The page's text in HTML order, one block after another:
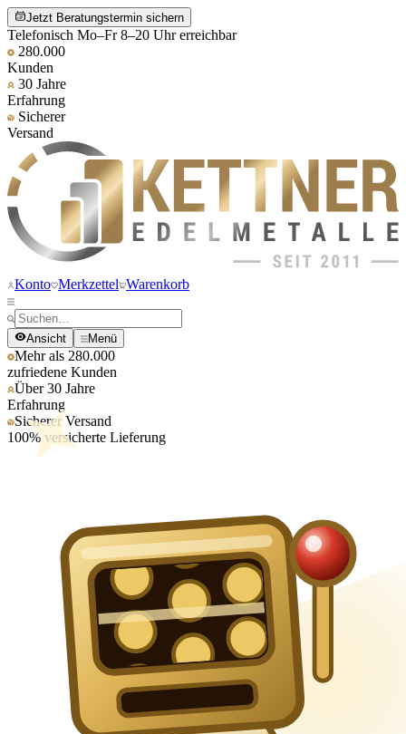
Jetzt Beratungstermin sichern
Telefonisch Mo–Fr 8–20 Uhr erreichbar
280.000
Kunden
30 Jahre
Erfahrung
Sicherer
Versand
Konto Merkzettel Warenkorb
Ansicht Menü
Mehr als 280.000
zufriedene Kunden
Über 30 Jahre
Erfahrung
Sicherer Versand
100% versicherte Lieferung